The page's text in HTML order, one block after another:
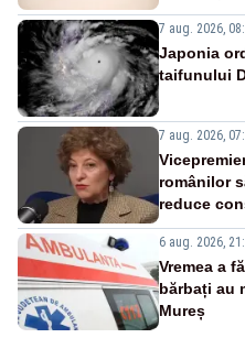
7 aug. 2026,
Japonia
taifunului
7 aug. 2026,
românilor
reduce
6 aug. 2026,
Vremea a
bărbați au
Mureș